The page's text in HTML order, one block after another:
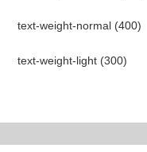
text-weight-normal (400)
text-weight-light (300)